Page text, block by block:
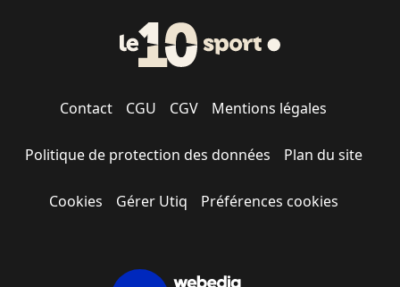
Contact CGU CGV Mentions légales
Politique de protection des données Plan du site
Cookies Gérer Utiq Préférences cookies